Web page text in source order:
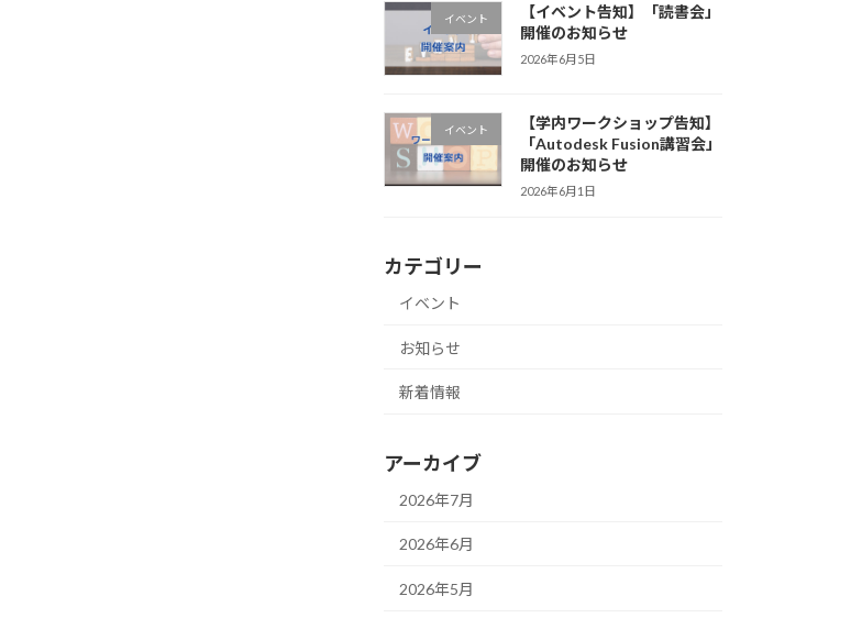
イベント
【イベント告知】「読書会」
開催のお知らせ
2026年6月5日
イベント
【学内ワークショップ告知】
「Autodesk Fusion講習会」
開催のお知らせ
2026年6月1日
カテゴリー
イベント
お知らせ
新着情報
アーカイブ
2026年7月
2026年6月
2026年5月